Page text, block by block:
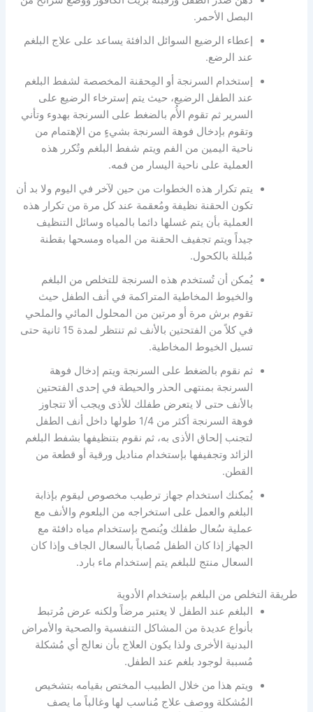
البصل الأحمر.
إعطاء الرضيع السوائل الدافئة يساعد على علاج البلغم
عند الرضع.
إستخدام السرنجة أو المِحقنة المخصصة لشفط البلغم
عند الطفل الرضيع، حيث يتم إسترخاء الرضيع على
السرير ثم تقوم الأُم بالضغط على السرنجة بهدوء وتأني
وتقوم بإدخال فوهة السرنجة بشيءٍ من الإهتمام من
ناحية اليمين من الفم ويتم شفط البلغم وتُكرر هذه
العملية على ناحية اليسار من فمه.
يتم تكرار هذه الخطوات من حين لآخر في اليوم ولا بد أن
تكون الحقنة نظيفة ومُعقمة عند كل مرة من تكرار هذه
العملية بأن يتم غسلها دائما بالمياه وسائل التنظيف
جيداً ويتم تجفيف الحقنة من المياه ومسحها بقطنة
مُبللة بالكحول.
يُمكن أن تُستخدم هذه السرنجة للتخلص من البلغم
والخيوط المخاطية المتراكمة في أنف الطفل حيث
تقوم برش مرة أو مرتين من المحلول المائي والملحي
في كلاً من الفتحتين بالأنف ثم تنتظر لمدة 15 ثانية حتى
تسيل الخيوط المخاطية.
ثم نقوم بالضغط على السرنجة ويتم إدخال فوهة
السرنجة بمنتهى الحذر والحيطة في إحدى الفتحتين
بالأنف حتى لا يتعرض طفلك للأذى ويجب ألا تتجاوز
فوهة السرنجة أكثر من 1/4 طولها داخل أنف الطفل
لتجنب إلحاق الأذى به، ثم نقوم بتنظيفها بشفط البلغم
الزائد وتجفيفها بإستخدام مناديل ورقية أو قطعة من
القطن.
يُمكنك استخدام جهاز ترطيب مخصوص ليقوم بإذابة
البلغم والعمل على استخراجه من البلعوم والأنف مع
عملية سُعال طفلك ويُنصح بإستخدام مياه دافئة مع
الجهاز إذا كان الطفل مُصاباً بالسعال الجاف وإذا كان
السعال منتج للبلغم يتم إستخدام ماء بارد.
طريقة التخلص من البلغم بإستخدام الأدوية
البلغم عند الطفل لا يعتبر مرضاً ولكنه عرض مُرتبط
بأنواع عديدة من المشاكل التنفسية والصحية والأمراض
البدنية الأخرى ولذا يكون العلاج بأن نعالج أي مُشكلة
مُسببة لوجود بلغم عند الطفل.
ويتم هذا من خلال الطبيب المختص بقيامه بتشخيص
المُشكلة ووصف علاج مُناسب لها وغالباً ما يصف